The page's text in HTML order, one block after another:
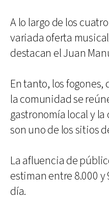
A lo largo de los
variada oferta
destacan el Juan
En tanto, los
la comunidad se
gastronomía local y
son uno de los sitios
La afluencia de
estiman entre 8.000
día.